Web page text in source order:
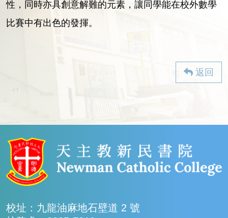
性，同時亦具創意解難的元素，讓同學能在校外數學
比賽中有出色的發揮。
返回
校址：九龍油麻地石壁道 2 號